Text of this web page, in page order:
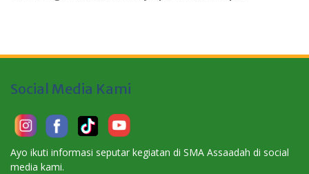
Social Media Kami
Ayo ikuti informasi seputar kegiatan di SMA Assaadah di social
media kami.